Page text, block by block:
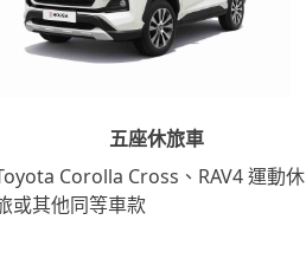
五座休旅車
Corolla Cross、RAV4 運動休
或其他同等車款